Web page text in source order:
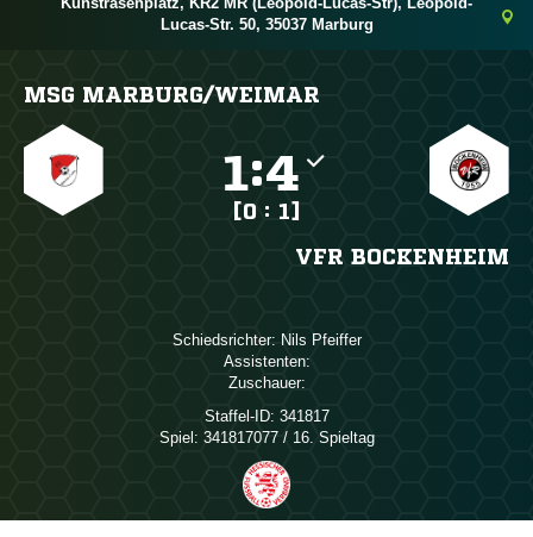
Lucas-Str. 50, 35037 Marburg
MSG MARBURG/​WEIMAR
:
[0 : 1]
VFR BOCKENHEIM
Schiedsrichter:  
Assistenten:
Zuschauer:
Staffel-ID: 341817
Spiel: 341817077 / 16. Spieltag